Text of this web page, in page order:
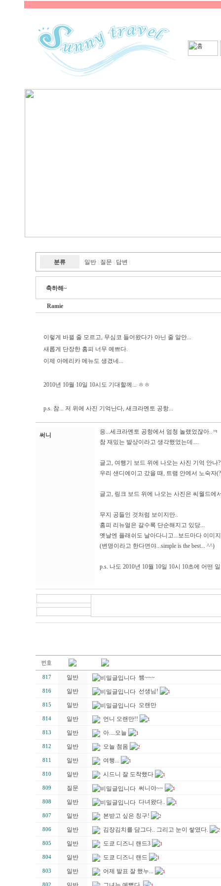
분류 일반 질문 답변
축하해~
Ramie
이렇게 바뀔 줄 모르고, 무심코 들어왔다가 아닌 줄 알안...
새롭게 단장한 홈피 너무 예쁘다.
이제 아메리카 메뉴도 생겼네...
2010년 10월 10일 10시도 기대할께... ㅎㅎ
p.s. 참... 저 위에 사진 기억난다, 새크라멘토 공항...
써니
응...세크라멘토 공항에서 엄청 놀랬었잖아..ㅋ
참 재밌는 발상이라고 생각했었는데....
글고, 여행기 보드 위에 나오는 사진 기억 안나?
우리 샌디에이고 갔을 때, 트램 안에서 노숙자
글고, 링크 보드 위에 나오는 사진은 씨월드에
무지 공들인 것처럼 보이지만..
홈피 리뉴얼은 갈수록 단순해지고 있당...
옛날엔 플래쉬도 날아다니고...보드마다 이미
(변명이라고 한다면야...simple is the best... ^^)
p.s. 나도 2010년 10월 10일 10시 10초에 어떤
817 일반 쌤~~~
816 일반 선생님! 1
815 일반 오랜만
814 일반 언니 오랜만!! 1
813 일반 아....오늘 1
812 일반 오늘 첨옴 2
811 일반 여행... 1
810 일반 시드니 잘 도착했다 1
809 질문 써니야~~ 1
808 일반 다녀왔다.. 1
807 일반 본받고 싶은 칭구! 2
806 일반 김장김치를 담그다.. 그리고 눈이 쌓였다. 2
805 일반 도쿄 디즈니 랜드3 3
804 일반 도쿄 디즈니 랜드 3
803 일반 어제 발표 잘 했누... 1
802